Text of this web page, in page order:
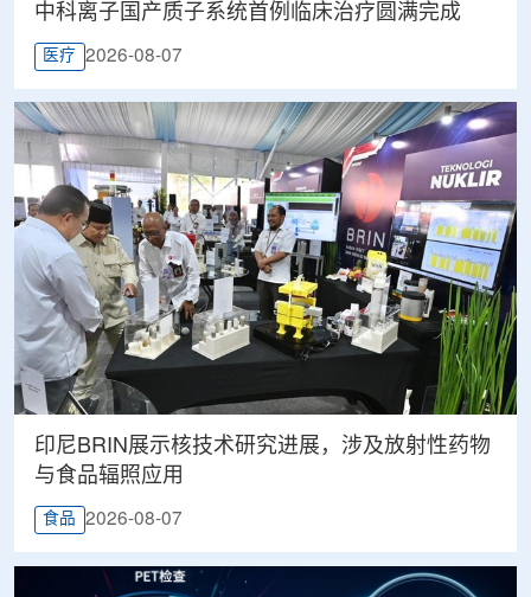
中科离子国产质子系统首例临床治疗圆满完成
医疗 2026-08-07
印尼BRIN展示核技术研究进展，涉及放射性药物
与食品辐照应用
食品 2026-08-07